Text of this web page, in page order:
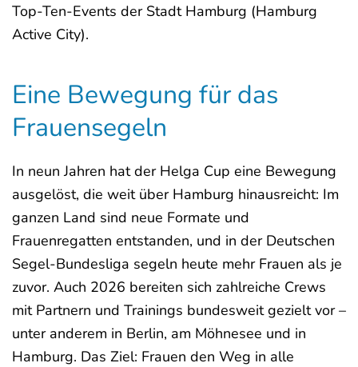
Top-Ten-Events der Stadt Hamburg (Hamburg
Active City).
Eine Bewegung für das
Frauensegeln
In neun Jahren hat der Helga Cup eine Bewegung
ausgelöst, die weit über Hamburg hinausreicht: Im
ganzen Land sind neue Formate und
Frauenregatten entstanden, und in der Deutschen
Segel-Bundesliga segeln heute mehr Frauen als je
zuvor. Auch 2026 bereiten sich zahlreiche Crews
mit Partnern und Trainings bundesweit gezielt vor –
unter anderem in Berlin, am Möhnesee und in
Hamburg. Das Ziel: Frauen den Weg in alle